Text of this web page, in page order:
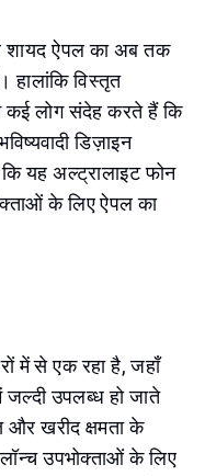
शायद ऐपल का अब तक
हालांकि विस्तृत
कई लोग संदेह करते हैं कि
डिज़ाइन
यह अल्ट्रालाइट फोन
के लिए ऐपल का
में से एक रहा है, जहाँ
जल्दी उपलब्ध हो जाते
और खरीद क्षमता के
उपभोक्ताओं के लिए